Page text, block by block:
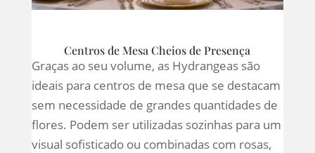
Centros de Mesa Cheios de Presença
Graças ao seu volume, as Hydrangeas são
ideais para centros de mesa que se destacam
sem necessidade de grandes quantidades de
flores. Podem ser utilizadas sozinhas para um
visual sofisticado ou combinadas com rosas,